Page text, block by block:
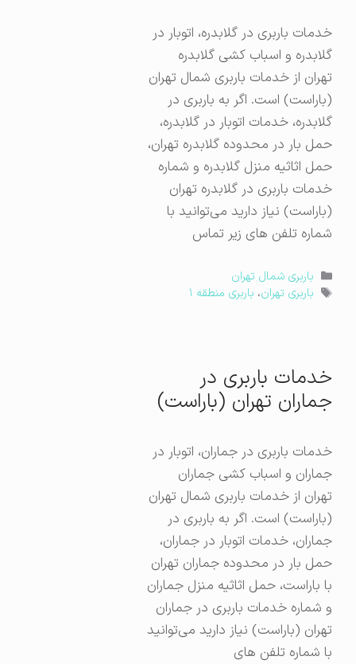
خدمات باربری در گلابدره، اتوبار در
گلابدره و اسباب کشی گلابدره
تهران از خدمات باربری شمال تهران
(باراست) است. اگر به باربری در
گلابدره، خدمات اتوبار در گلابدره،
حمل بار در محدوده گلابدره تهران،
حمل اثاثیه منزل گلابدره و شماره
خدمات باربری در گلابدره تهران
(باراست) نیاز دارید می‌توانید با
شماره تلفن های زیر تماس
دسته‌ها
باربری شمال تهران
برچسب‌ها
باربری تهران ،باربری منطقه ۱
خدمات باربری در
جماران تهران (باراست)
خدمات باربری در جماران، اتوبار در
جماران و اسباب کشی جماران
تهران از خدمات باربری شمال تهران
(باراست) است. اگر به باربری در
جماران، خدمات اتوبار در جماران،
حمل بار در محدوده جماران تهران
با باراست، حمل اثاثیه منزل جماران
و شماره خدمات باربری در جماران
تهران (باراست) نیاز دارید می‌توانید
با شماره تلفن های